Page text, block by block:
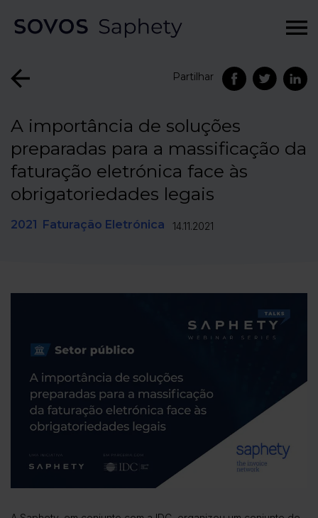
A importância de soluções
preparadas para a massificação da
faturação eletrónica face às
obrigatoriedades legais
2021 Faturação Eletrónica 14.11.2021
Partilhar